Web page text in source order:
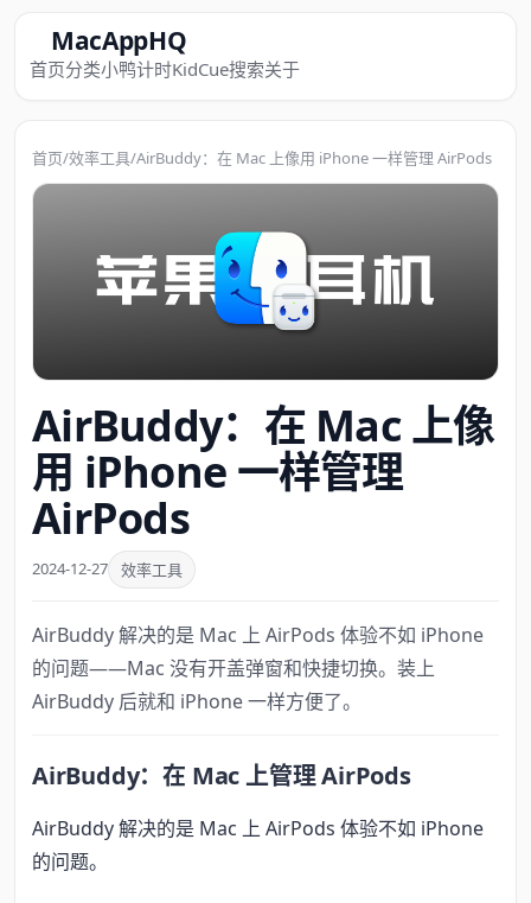
MacAppHQ
首页分类小鸭计时KidCue搜索关于
首页/效率工具/AirBuddy：在 Mac 上像用 iPhone 一样管理 AirPods
AirBuddy：在 Mac 上像
用 iPhone 一样管理
AirPods
2024-12-27 效率工具
AirBuddy 解决的是 Mac 上 AirPods 体验不如 iPhone
的问题——Mac 没有开盖弹窗和快捷切换。装上
AirBuddy 后就和 iPhone 一样方便了。
AirBuddy：在 Mac 上管理 AirPods
AirBuddy 解决的是 Mac 上 AirPods 体验不如 iPhone
的问题。